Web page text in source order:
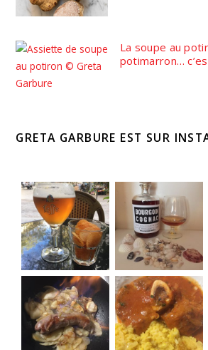
La soupe au
potimarron…
GRETA GARBURE EST SUR